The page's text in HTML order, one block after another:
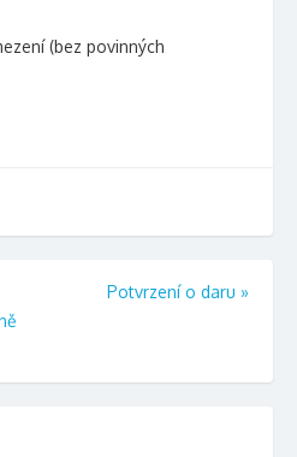
(bez povinných
Potvrzení o daru »